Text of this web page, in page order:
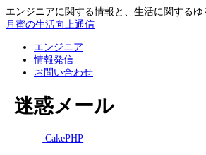
エンジニアに関する情報と、生活に関する
月蜜の生活向上通信
エンジニア
情報発信
お問い合わせ
迷惑メール
CakePHP